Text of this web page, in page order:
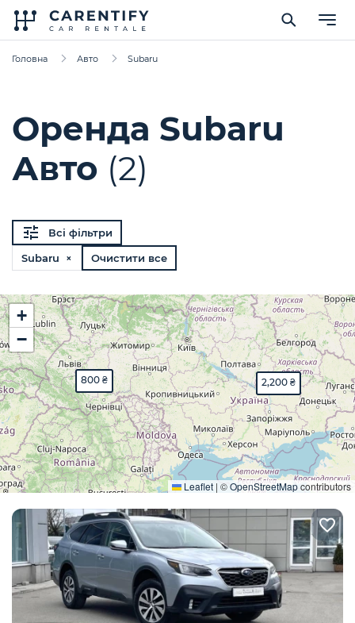
Головна Авто Subaru
Оренда Subaru
Авто (2)
Всі фільтри
Subaru ×
Очистити все
2,200 ₴
800 ₴
+
−
Leaflet | ©OpenStreetMapcontributors
Розгорнути